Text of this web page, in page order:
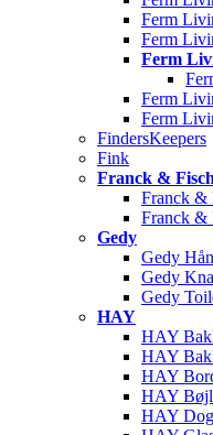
Ferm
Ferm
Ferm
Ferm
Ferm
FindersKeepers
Fink
Franck &
Franck &
Franck &
Gedy
Gedy
Gedy
Gedy
HAY
HAY
HAY
HAY
HAY
HAY